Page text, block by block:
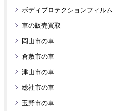
ボディプロテクションフィルム
車の販売買取
岡山市の車
倉敷市の車
津山市の車
総社市の車
玉野市の車